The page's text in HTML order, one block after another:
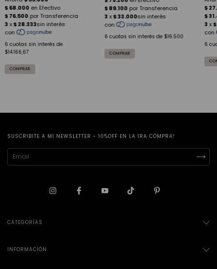
6 cuotas sin interés de
$14.166,67
6 cuotas sin interés de $16.500
COMPRAR
6
SUSCRIBITE A MI NEWSLETTER - 10%OFF EN LA 1RA COMPRA!
CATEGORÍAS
INFORMACIÓN